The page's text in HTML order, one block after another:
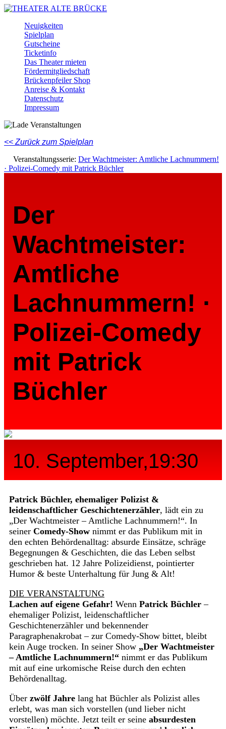
Skip
content
Neuigkeiten
Spielplan
Gutscheine
Ticketinfo
Das Theater mieten
Fördermitgliedschaft
Brückenpfeiler Shop
Anreise & Kontakt
Datenschutz
Impressum
Facebook
Instagram
Youtube
<< Zurück zum Spielplan
Veranstaltungsserie: Der Wachtmeister: Amtliche Lachnummern!
· Polizei-Comedy mit Patrick Büchler
Der
Wachtmeister:
Amtliche
Lachnummern! ·
Polizei-Comedy
mit Patrick
Büchler
10. September,19:30
Patrick Büchler, ehemaliger Polizist &
leidenschaftlicher Geschichtenerzähler, lädt ein zu
„Der Wachtmeister – Amtliche Lachnummern!“. In
seiner Comedy-Show nimmt er das Publikum mit in
den echten Behördenalltag: absurde Einsätze, schräge
Begegnungen & Geschichten, die das Leben selbst
geschrieben hat. 12 Jahre Polizeidienst, pointierter
Humor & beste Unterhaltung für Jung & Alt!
DIE VERANSTALTUNG
Lachen auf eigene Gefahr! Wenn Patrick Büchler –
ehemaliger Polizist, leidenschaftlicher
Geschichtenerzähler und bekennender
Paragraphenakrobat – zur Comedy-Show bittet, bleibt
kein Auge trocken. In seiner Show „Der Wachtmeister
– Amtliche Lachnummern!“ nimmt er das Publikum
mit auf eine urkomische Reise durch den echten
Behördenalltag.
Über zwölf Jahre lang hat Büchler als Polizist alles
erlebt, was man sich vorstellen (und lieber nicht
vorstellen) möchte. Jetzt teilt er seine absurdesten